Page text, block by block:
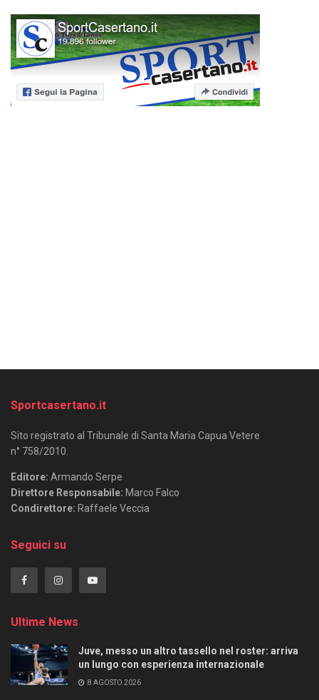
Sportcasertano.it
Sito registrato al Tribunale di Santa Maria Capua Vetere
n° 758/2010.
Editore: Armando Serpe
Direttore Responsabile: Marco Falco
Condirettore: Raffaele Veccia
Seguici su
Ultime News
Juve, messo un altro tassello nel roster: arriva
un lungo con esperienza internazionale
8 AGOSTO 2026